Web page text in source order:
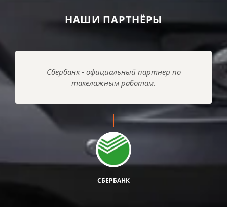
НАШИ ПАРТНЁРЫ
Сбербанк - официальный партнёр по
такелажным работам.
СБЕРБАНК